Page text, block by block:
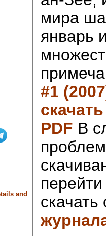
мира
январь
#1
PDF В